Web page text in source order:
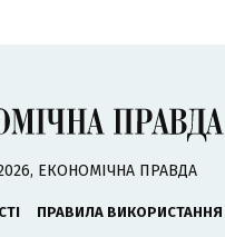
ЕКОНОМІЧНА ПРАВДА
ПРАВИЛА ВИКОРИСТАННЯ